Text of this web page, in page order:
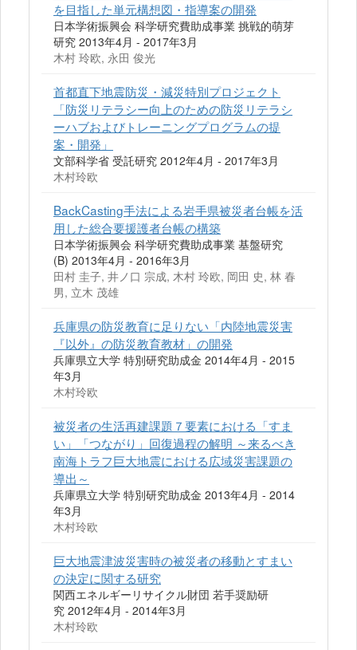
を目指した単元構想図・指導案の開発
日本学術振興会 科学研究費助成事業 挑戦的萌芽
研究 2013年4月 - 2017年3月
木村 玲欧, 永田 俊光
首都直下地震防災・減災特別プロジェクト
「防災リテラシー向上のための防災リテラシ
ーハブおよびトレーニングプログラムの提
案・開発」
文部科学省 受託研究 2012年4月 - 2017年3月
木村玲欧
BackCasting手法による岩手県被災者台帳を活
用した総合要援護者台帳の構築
日本学術振興会 科学研究費助成事業 基盤研究
(B) 2013年4月 - 2016年3月
田村 圭子, 井ノ口 宗成, 木村 玲欧, 岡田 史, 林 春
男, 立木 茂雄
兵庫県の防災教育に足りない「内陸地震災害
『以外』の防災教育教材」の開発
兵庫県立大学 特別研究助成金 2014年4月 - 2015
年3月
木村玲欧
被災者の生活再建課題７要素における「すま
い」「つながり」回復過程の解明 ～来るべき
南海トラフ巨大地震における広域災害課題の
導出～
兵庫県立大学 特別研究助成金 2013年4月 - 2014
年3月
木村玲欧
巨大地震津波災害時の被災者の移動とすまい
の決定に関する研究
関西エネルギーリサイクル財団 若手奨励研
究 2012年4月 - 2014年3月
木村玲欧